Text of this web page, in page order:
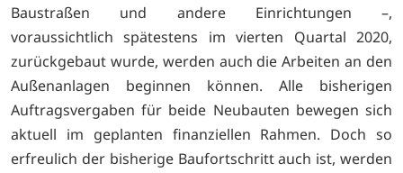
Baustraßen und andere Einrichtungen –,
voraussichtlich spätestens im vierten Quartal 2020,
zurückgebaut wurde, werden auch die Arbeiten an den
Außenanlagen beginnen können. Alle bisherigen
Auftragsvergaben für beide Neubauten bewegen sich
aktuell im geplanten finanziellen Rahmen. Doch so
erfreulich der bisherige Baufortschritt auch ist, werden